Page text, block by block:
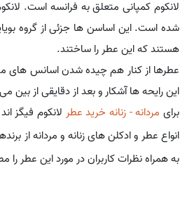
شده است. این اساسن ها جزئی از گروه
هستند که این عطر را ساختند.
عطرها از کنار هم چیده شدن اسانس های
این رایحه ها آشکار و بعد از دقایقی از بین
برای مردانه - زنانه خرید عطر لانکوم فیگز
انواع عطر و ادکلن های زنانه و مردانه از
به همراه نظرات کاربران در مورد این عطر را